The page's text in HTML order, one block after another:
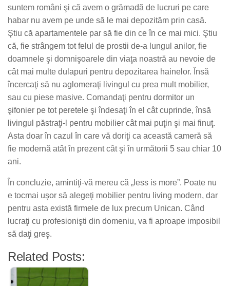
suntem români şi că avem o grămadă de lucruri pe care
habar nu avem pe unde să le mai depozităm prin casă.
Ştiu că apartamentele par să fie din ce în ce mai mici. Ştiu
că, fie strângem tot felul de prostii de-a lungul anilor, fie
doamnele şi domnişoarele din viaţa noastră au nevoie de
cât mai multe dulapuri pentru depozitarea hainelor. Însă
încercaţi să nu aglomeraţi livingul cu prea mult mobilier,
sau cu piese masive. Comandaţi pentru dormitor un
şifonier pe tot peretele şi îndesaţi în el cât cuprinde, însă
livingul păstraţi-l pentru mobilier cât mai puţin şi mai finuţ.
Asta doar în cazul în care vă doriţi ca această cameră să
fie modernă atât în prezent cât şi în următorii 5 sau chiar 10
ani.
În concluzie, amintiţi-vă mereu că „less is more”. Poate nu
e tocmai uşor să alegeţi mobilier pentru living modern, dar
pentru asta există firmele de lux precum Unican. Când
lucraţi cu profesionişti din domeniu, va fi aproape imposibil
să daţi greş.
Related Posts: